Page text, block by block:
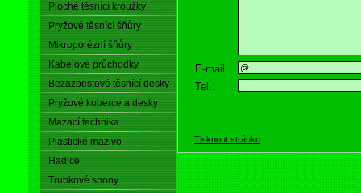
Ploché těsnící kroužky
Pryžové těsnící šňůry
Mikroporézní šňůry
Kabelové průchodky
Bezazbestové těsnící desky
Pryžové koberce a desky
Mazací technika
Plastické mazivo
Hadice
Trubkové spony
E-mail:
Tel.:
Tisknout stránku